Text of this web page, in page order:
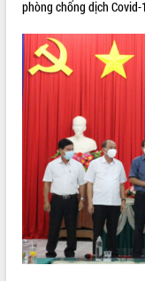
HĐND tỉnh thông qua điều
Hội thảo góp ý hồ sơ điều
hoạch tỉnh Đắk Lắk thời kỳ
tầm nhìn đến năm 2050
Nâng cao hiệu quả hoạt động
doanh nghiệp nhà nước
Hội nghị triển khai kết nối
truyền số liệu chuyên dùng
quan Đảng, Nhà nước
Lễ phát động chuỗi hoạt
tay làm sạch môi trường
Xã Ea Kar bước chuyển mình
công tác cải cách hành
phòng chống dịch Covid-